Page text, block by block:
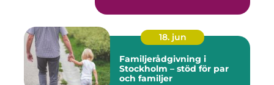
18. jun
Familjerådgivning i
Stockholm – stöd för par
och familjer